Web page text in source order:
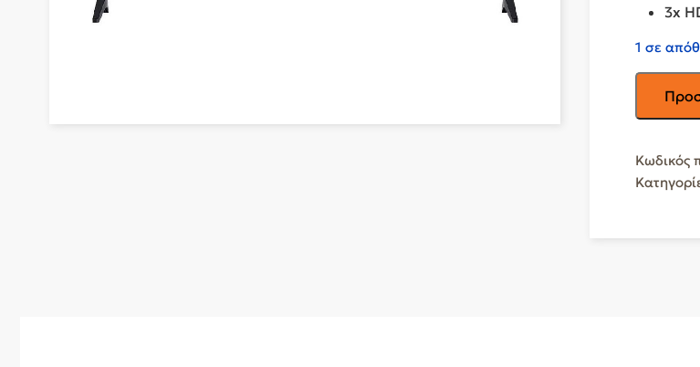
3x
1 σε
Smart
4K
UHD
AI
Κωδικός